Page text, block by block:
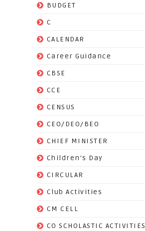
BUDGET
C
CALENDAR
Career Guidance
CBSE
CCE
CENSUS
CEO/DEO/BEO
CHIEF MINISTER
Children's Day
CIRCULAR
Club Activities
CM CELL
CO SCHOLASTIC ACTIVITIES